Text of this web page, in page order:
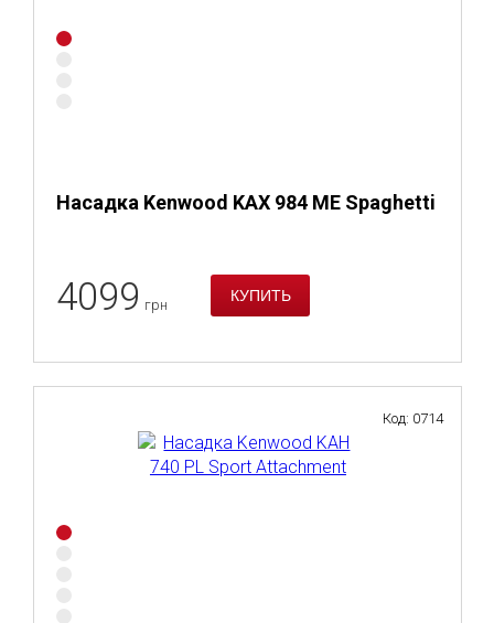
Насадка Kenwood KAX 984 ME Spaghetti
4099 грн
Код: 0714